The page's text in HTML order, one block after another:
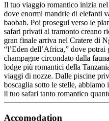
Il tuo viaggio romantico inizia
dove enormi mandrie di elefanti
baobab. Poi prosegui verso le
safari privati al tramonto creano
gran finale arriva nel Cratere di
“l’Eden dell’Africa,” dove potrai
champagne circondato dalla
lodge più romantici della
viaggi di nozze. Dalle piscine
boscaglia sotto le stelle,
il tuo safari tanto romantico
Accomodation